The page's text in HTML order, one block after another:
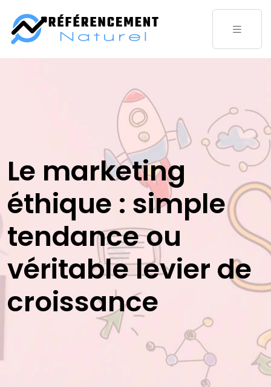
Le marketing
éthique : simple
tendance ou
véritable levier de
croissance